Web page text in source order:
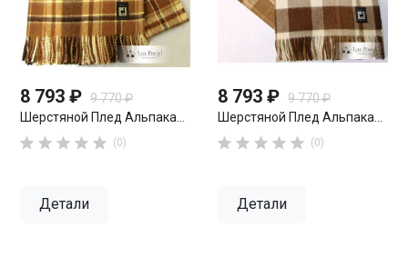
8 793 ₽ 9 770 ₽
Шерстяной Плед Альпака...
     (0)
Детали
8 793 ₽ 9 770 ₽
Шерстяной Плед Альпака...
     (0)
Детали